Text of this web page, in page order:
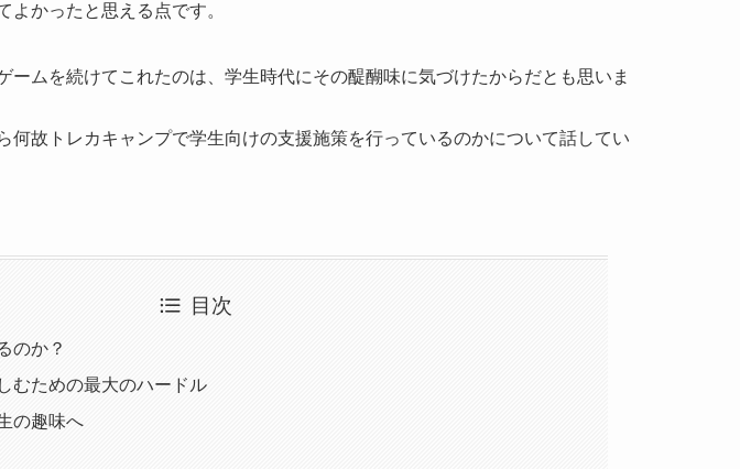
よかったと思える点です。
ームを続けてこれたのは、学生時代にその醍醐味に気づけたからだとも思いま
何故トレカキャンプで学生向けの支援施策を行っているのかについて話してい
目次
のか？
むための最大のハードル
の趣味へ